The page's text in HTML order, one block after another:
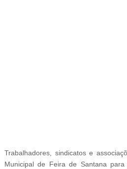
Trabalhadores, sindicatos e
Municipal de Feira de Santana